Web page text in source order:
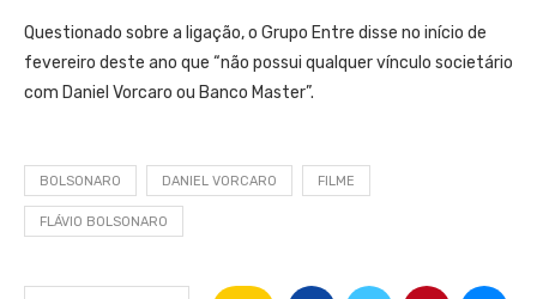
Questionado sobre a ligação, o Grupo Entre disse no início de
fevereiro deste ano que “não possui qualquer vínculo societário
com Daniel Vorcaro ou Banco Master”.
BOLSONARO DANIEL VORCARO FILME
FLÁVIO BOLSONARO